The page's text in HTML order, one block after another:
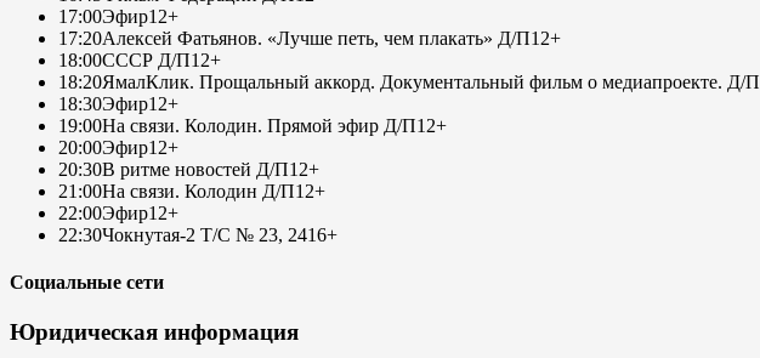
17:00Эфир12+
17:20Алексей Фатьянов. «Лучше петь, чем плакать» Д/П12+
18:00СССР Д/П12+
18:20ЯмалКлик. Прощальный аккорд. Документальный фильм о медиапроекте. Д/П
18:30Эфир12+
19:00На связи. Колодин. Прямой эфир Д/П12+
20:00Эфир12+
20:30В ритме новостей Д/П12+
21:00На связи. Колодин Д/П12+
22:00Эфир12+
22:30Чокнутая-2 Т/С № 23, 2416+
Социальные сети
Юридическая информация